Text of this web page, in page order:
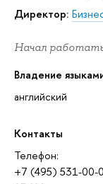
Директор:
Начал
Владение
английский
Контакты
Телефон:
+7 (495) 531-00-